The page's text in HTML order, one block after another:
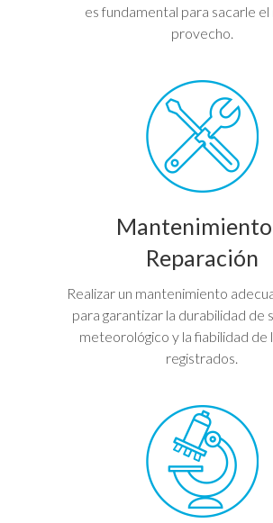
es fundamental para sacarle el
provecho.
Reparación
Realizar un mantenimiento
para garantizar la durabilidad de
meteorológico y la fiabilidad de
registrados.